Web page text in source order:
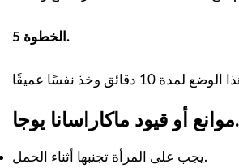
الخطوة 5.
موانع أو قيود ماكاراسانا يوجا.
يجب على المرأة تجنبها أثناء الحمل.